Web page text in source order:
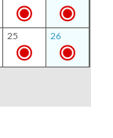
25 26